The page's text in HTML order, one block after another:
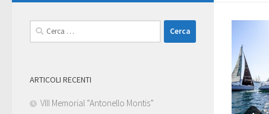
Ricerca
per:
ARTICOLI RECENTI
VIII Memorial “Antonello Montis”